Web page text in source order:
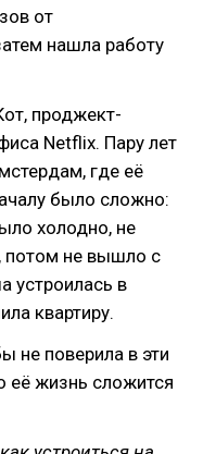
от
нашла работу
проджект-
Netflix. Пару лет
где её
было сложно:
холодно, не
потом не вышло с
устроилась в
квартиру.
не поверила в эти
её жизнь сложится